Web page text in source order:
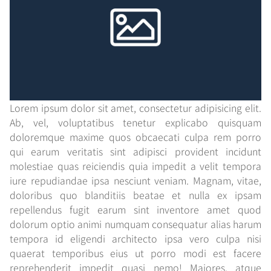
Lorem ipsum dolor sit amet, consectetur adipisicing elit.
Ab, vel, voluptatibus tenetur explicabo quisquam
doloremque maxime quos obcaecati culpa rem porro
qui earum veritatis sint adipisci provident incidunt
molestiae quas reiciendis quia impedit a velit tempora
iure repudiandae ipsa nesciunt veniam. Magnam, vitae,
doloribus quo blanditiis beatae et nulla ex ipsam
repellendus fugit earum sint inventore amet quod
dolorum optio animi numquam consequatur alias harum
tempora id eligendi architecto ipsa vero culpa nisi
quaerat temporibus eius ut porro modi est facere
reprehenderit impedit quasi nemo! Maiores, atque